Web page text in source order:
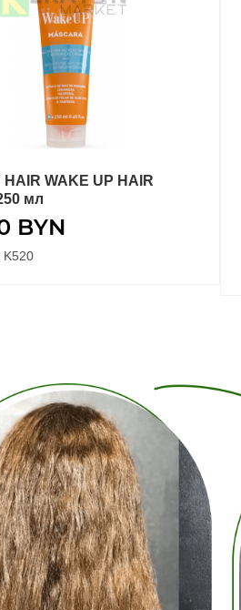
ПОДРОБНЕЕ
HAIR WAKE UP HAIR
мл
BYN
K520